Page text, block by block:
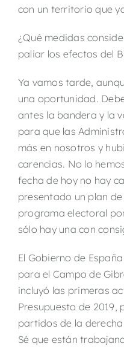
con un territorio que
¿Qué medidas
paliar los efectos del
Ya vamos tarde,
una oportunidad.
antes la bandera y la
para que las
más en nosotros y
carencias. No lo
fecha de hoy no hay
presentado un plan
programa electoral
sólo hay una con
El Gobierno de
para el Campo de
incluyó las primeras
Presupuesto de 2019,
partidos de la
Sé que están